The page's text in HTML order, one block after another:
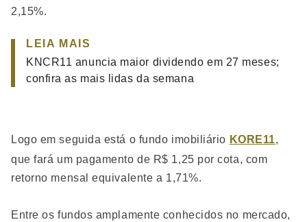
2,15%.
LEIA MAIS
KNCR11 anuncia maior dividendo em 27 meses;
confira as mais lidas da semana
Logo em seguida está o fundo imobiliário KORE11,
que fará um pagamento de R$ 1,25 por cota, com
retorno mensal equivalente a 1,71%.
Entre os fundos amplamente conhecidos no mercado,